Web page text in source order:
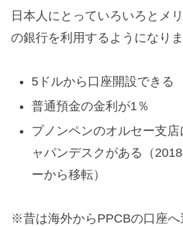
日本人にとっていろいろとメ
の銀行を利用するようになりま
5ドルから口座開設できる
普通預金の金利が1％
プノンペンのオルセー支
ャパンデスクがある（
ーから移転）
※昔は海外からPPCBの口座